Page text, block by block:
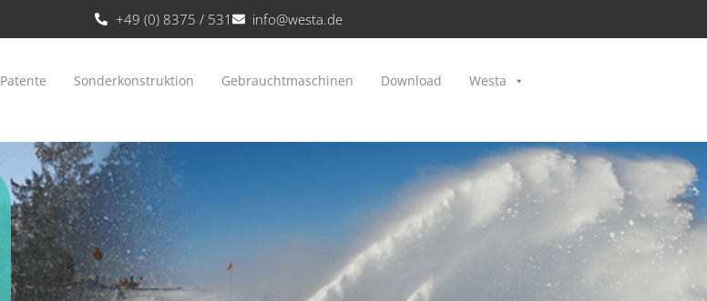
+49 (0) 8375 / 531 info@westa.de
Patente Sonderkonstruktion Gebrauchtmaschinen Download Westa